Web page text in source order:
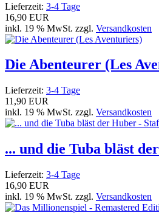
Lieferzeit: 3-4 Tage
16,90 EUR
inkl. 19 % MwSt. zzgl. Versandkosten
Die Abenteurer (Les
Lieferzeit: 3-4 Tage
11,90 EUR
inkl. 19 % MwSt. zzgl. Versandkosten
... und die Tuba bläst
Lieferzeit: 3-4 Tage
16,90 EUR
inkl. 19 % MwSt. zzgl. Versandkosten